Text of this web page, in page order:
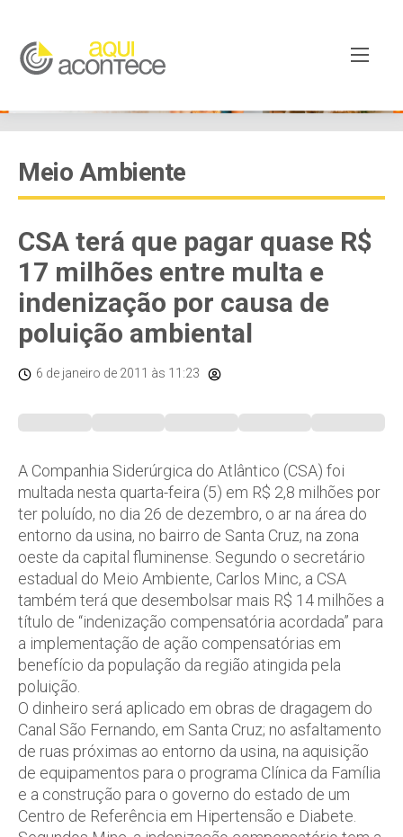
Meio Ambiente
CSA terá que pagar quase R$
17 milhões entre multa e
indenização por causa de
poluição ambiental
6 de janeiro de 2011 às 11:23
A Companhia Siderúrgica do Atlântico (CSA) foi
multada nesta quarta-feira (5) em R$ 2,8 milhões por
ter poluído, no dia 26 de dezembro, o ar na área do
entorno da usina, no bairro de Santa Cruz, na zona
oeste da capital fluminense. Segundo o secretário
estadual do Meio Ambiente, Carlos Minc, a CSA
também terá que desembolsar mais R$ 14 milhões a
título de “indenização compensatória acordada” para
a implementação de ação compensatórias em
benefício da população da região atingida pela
poluição.
O dinheiro será aplicado em obras de dragagem do
Canal São Fernando, em Santa Cruz; no asfaltamento
de ruas próximas ao entorno da usina, na aquisição
de equipamentos para o programa Clínica da Família
e a construção para o governo do estado de um
Centro de Referência em Hipertensão e Diabete.